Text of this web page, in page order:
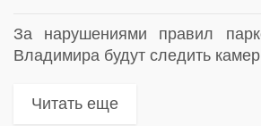
За нарушениями правил
Владимира будут следить
Читать еще